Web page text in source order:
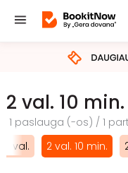
2 val. 10
1 paslauga (-os) / 1
2 val.
2 val. 10 min.